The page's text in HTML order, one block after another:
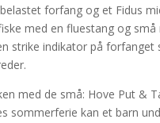
forfang og et Fidus
med en fluestang og
strike indikator på forfanget
med de små: Hove Put &
sommerferie kan et barn